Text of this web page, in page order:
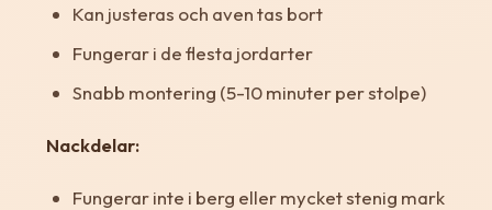
Kan justeras och aven tas bort
Fungerar i de flesta jordarter
Snabb montering (5-10 minuter per stolpe)
Nackdelar:
Fungerar inte i berg eller mycket stenig mark